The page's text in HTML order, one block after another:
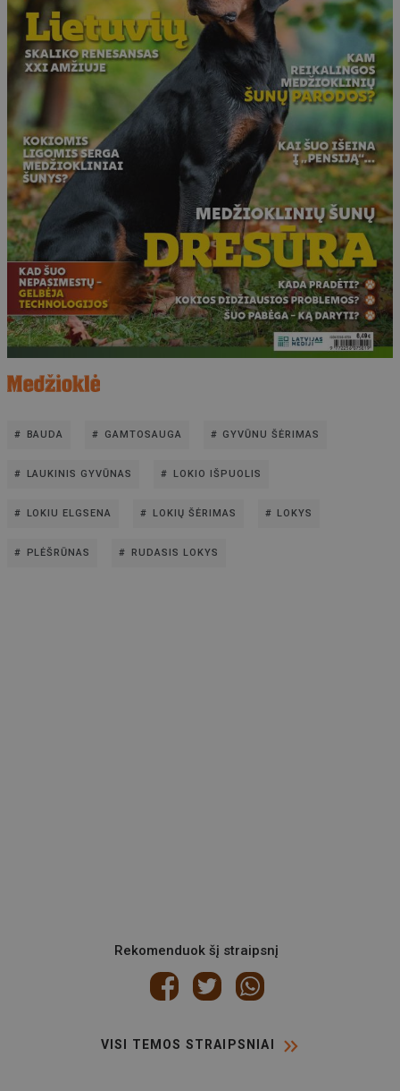
BAUDA GAMTOSAUGA GYVŪNU ŠĖRIMAS
LAUKINIS GYVŪNAS LOKIO IŠPUOLIS
LOKIU ELGSENA LOKIŲ ŠĖRIMAS LOKYS
PLĖŠRŪNAS RUDASIS LOKYS
Rekomenduok šį straipsnį
VISI TEMOS STRAIPSNIAI